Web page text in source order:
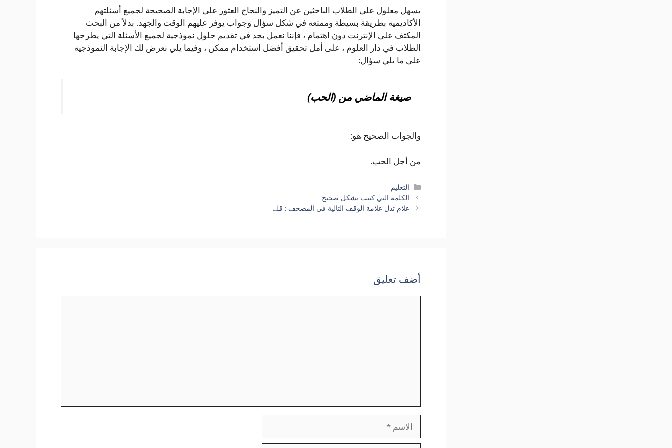
يسهل معلول على الطلاب الباحثين عن التميز والنجاح العثور على الإجابة الصحيحة لجميع أسئلتهم
الأكاديمية بطريقة بسيطة وممتعة في شكل سؤال وجواب يوفر عليهم الوقت والجهد. بدلاً من البحث
المكثف على الإنترنت دون اهتمام ، فإننا نعمل بجد في تقديم حلول نموذجية لجميع الأسئلة التي يطرحها
الطلاب في دار العلوم ، على أمل تحقيق أفضل استخدام ممكن ، وفيما يلي نعرض لك الإجابة النموذجية
على ما يلي سؤال:
صيغة الماضي من (الحب)
والجواب الصحيح هو:
من أجل الحب.
التصنيفات
التعليم
الكلمة التي كتبت بشكل صحيح
علام تدل علامة الوقف التالية في المصحف : قلے
أضف تعليق
الاسم